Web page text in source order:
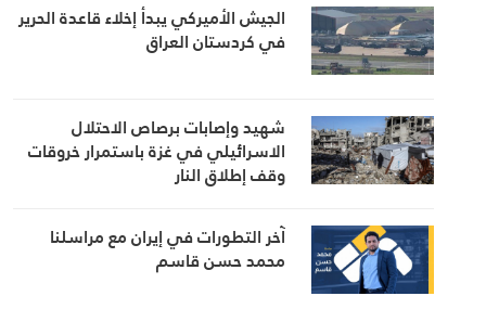
الجيش الأميركي يبدأ إخلاء قاعدة الحرير
في كردستان العراق
شهيد وإصابات برصاص الاحتلال
الاسرائيلي في غزة باستمرار خروقات
وقف إطلاق النار
آخر التطورات في إيران مع مراسلنا
محمد حسن قاسم